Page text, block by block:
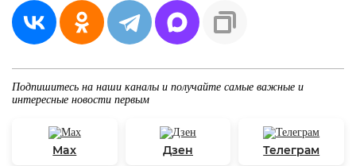
Подпишитесь на наши каналы и получайте самые важные и
интересные новости первым
Max Дзен Телеграм